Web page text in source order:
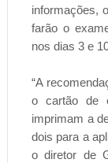
informações,
farão o
nos dias 3 e
“A
o cartão de
imprimam a
dois para a
o diretor de